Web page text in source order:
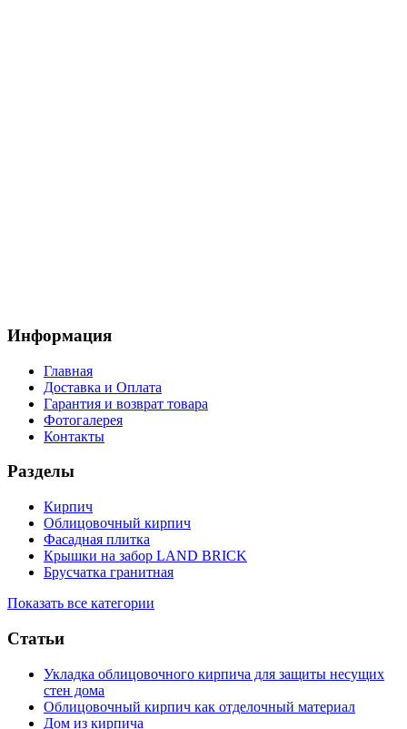
Информация
Главная
Доставка и Оплата
Гарантия и возврат товара
Фотогалерея
Контакты
Разделы
Кирпич
Облицовочный кирпич
Фасадная плитка
Крышки на забор LAND BRICK
Брусчатка гранитная
Показать все категории
Статьи
Укладка облицовочного кирпича для защиты несущих
стен дома
Облицовочный кирпич как отделочный материал
Дом из кирпича